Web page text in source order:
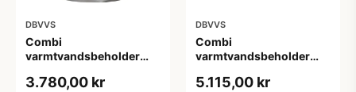
DBVVS
Combi
varmtvandsbeholder
1 spiral
3.780,00 kr
DBVVS
Combi
varmtvandsbeholder
1 spiral og elektronisk
5.115,00 kr